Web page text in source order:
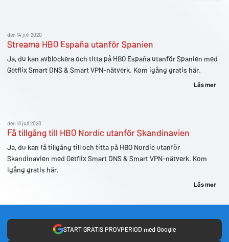
den 14 juli 2020
Streama HBO España utanför Spanien
Ja, du kan avblockera och titta på HBO España utanför Spanien med
Getflix Smart DNS & Smart VPN-nätverk. Kom igång gratis här.
Läs mer
den 13 juli 2020
Få tillgång till HBO Nordic utanför Skandinavien
Ja, du kan få tillgång till och titta på HBO Nordic utanför
Skandinavien med Getflix Smart DNS & Smart VPN-nätverk. Kom
igång gratis här.
Läs mer
START GRATIS PROVPERIOD med Google